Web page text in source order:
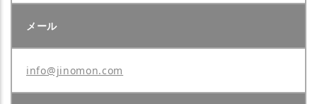
メール
info@jinomon.com